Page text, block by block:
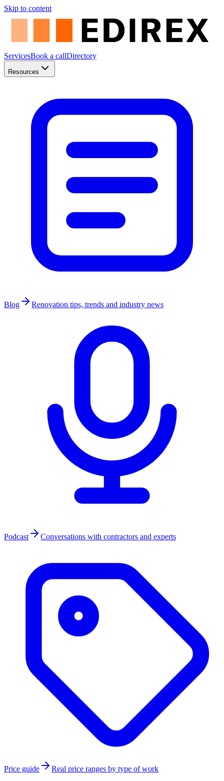
Skip to content
ServicesBook a callDirectory
Resources
Blog Renovation tips, trends and industry news
Podcast Conversations with contractors and experts
Price guide Real price ranges by type of work